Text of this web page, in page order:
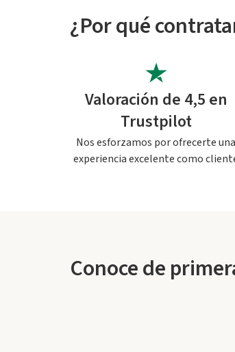
¿Por qué
Valoración de 4,5 en
Trustpilot
Nos esforzamos por ofrecerte una
experiencia excelente como
Conoce de